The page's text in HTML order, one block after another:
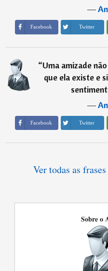
―
Facebook Twitter
“Uma amizade
que ela existe e
―
Facebook Twitter
Ver todas as
Sobre o